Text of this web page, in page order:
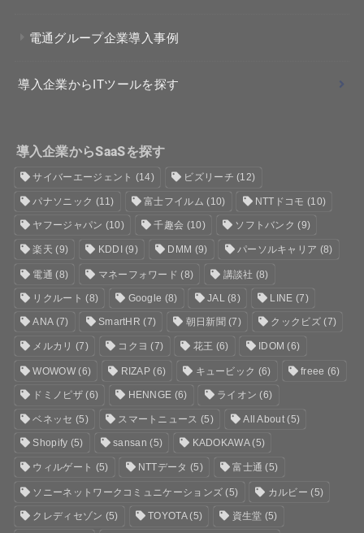
電通グループ企業導入事例
導入企業からITツールを探す
導入企業からSaaSを探す
サイバーエージェント (14) ビズリーチ (12)
パナソニック (11) 富士フイルム (10) NTTドコモ (10)
ヤフージャパン (10) 千趣会 (10) ソフトバンク (9)
楽天 (9) KDDI (9) DMM (9) パーソルキャリア (8)
電通 (8) マネーフォワード (8) 講談社 (8)
リクルート (8) Google (8) JAL(8) LINE (7)
ANA(7) SmartHR (7) 朝日新聞 (7) クックビズ(7)
メルカリ (7) コクヨ (7) 花王 (6) IDOM (6)
WOWOW(6) RIZAP (6) キュービック (6) freee (6)
ドミノピザ(6) HENNGE (6) ライオン (6)
ベネッセ (5) スマートニュース (5) All About(5)
Shopify (5) sansan (5) KADOKAWA(5)
ウィルゲート (5) NTTデータ (5) 富士通 (5)
ソニーネットワークコミュニケーションズ (5) カルビー (5)
クレディセゾン (5) TOYOTA(5) 資生堂 (5)